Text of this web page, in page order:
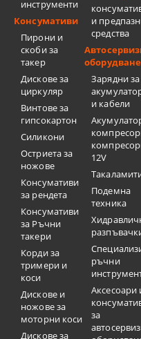
инструменти
Консумативи
Пирони и
скоби за
такер
Дискове за
циркуляр
Винтове за
гипсокартон
Силикони
Остриета за
ножове
Консумативи
за рендета
Консумативи
за Ръчни
такери
Корди за
тримери и
коси
Дискове и
ножове за
моторни коси
Дискове за
и
средства
оборудване
Зарядни за
и кабели
12V
Подемна
техника
ръчни
Аксесоари
за